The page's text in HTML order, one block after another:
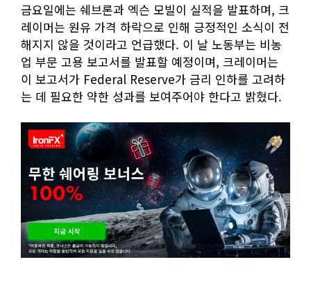
금요일에는 쉐브론과 엑슨 모빌이 실적을 발표하며, 크
레이머는 원유 가격 하락으로 인해 긍정적인 소식이 전
해지지 않을 것이라고 언급했다. 이 날 노동부는 비농
업 부문 고용 보고서를 발표할 예정이며, 크레이머는
이 보고서가 Federal Reserve가 금리 인하를 고려하
는 데 필요한 약한 성과를 보여주어야 한다고 밝혔다.